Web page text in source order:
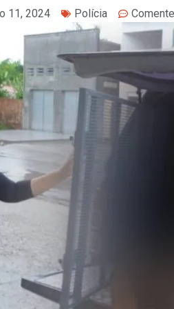
11, 2024 Polícia Comente